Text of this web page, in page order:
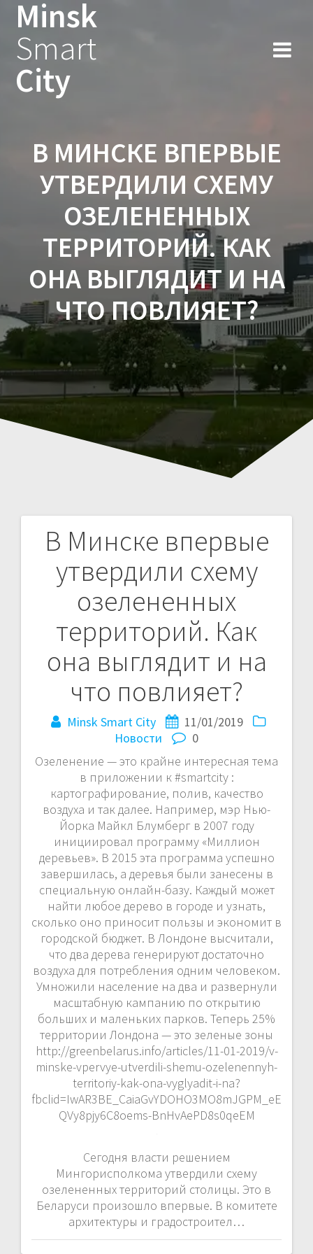
Minsk
Smart
City
В МИНСКЕ ВПЕРВЫЕ
УТВЕРДИЛИ СХЕМУ
ОЗЕЛЕНЕННЫХ
ТЕРРИТОРИЙ. КАК
ОНА ВЫГЛЯДИТ И НА
ЧТО ПОВЛИЯЕТ?
В Минске впервые
утвердили схему
озелененных
территорий. Как
она выглядит и на
что повлияет?
Minsk Smart City
11/01/2019
Новости
0
Озеленение — это крайне интересная тема
в приложении к #smartcity :
картографирование, полив, качество
воздуха и так далее. Например, мэр Нью-
Йорка Майкл Блумберг в 2007 году
инициировал программу «Миллион
деревьев». В 2015 эта программа успешно
завершилась, а деревья были занесены в
специальную онлайн-базу. Каждый может
найти любое дерево в городе и узнать,
сколько оно приносит пользы и экономит в
городской бюджет. В Лондоне высчитали,
что два дерева генерируют достаточно
воздуха для потребления одним человеком.
Умножили население на два и развернули
масштабную кампанию по открытию
больших и маленьких парков. Теперь 25%
территории Лондона — это зеленые зоны
http://greenbelarus.info/articles/11-01-2019/v-
minske-vpervye-utverdili-shemu-ozelenennyh-
territoriy-kak-ona-vyglyadit-i-na?
fbclid=IwAR3BE_CaiaGvYDOHO3MO8mJGPM_eE
QVy8pjy6C8oems-BnHvAePD8s0qeEM
Сегодня власти решением
Мингорисполкома утвердили схему
озелененных территорий столицы. Это в
Беларуси произошло впервые. В комитете
архитектуры и градостроител…
Навигация
записям